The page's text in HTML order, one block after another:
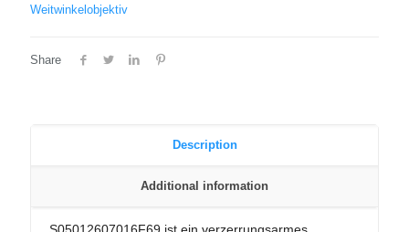
Weitwinkelobjektiv
Share
Description
Additional information